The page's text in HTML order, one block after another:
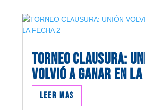
TORNEO CLAUSURA:
VOLVIÓ A GANAR EN
Leer mas